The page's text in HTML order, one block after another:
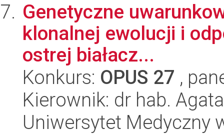
Genetyczne
klonalnej ewolucji i
ostrej białacz...
Konkurs: OPUS 27 ,
Kierownik: dr hab.
Uniwersytet Medyczny